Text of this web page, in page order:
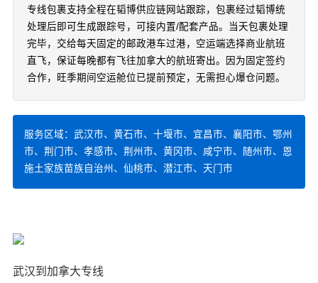
专线包裹支持全程在韬博供应链网站跟踪，包裹经过韬博统
处理后即可生成跟踪号，可接内置/配套产品。当天包裹处理
完毕，交给每天固定的邮政港车过港，空运端选择商业航班
直飞，保证每晚都有飞往加拿大的航班寄出。因为固定签约
合作，旺季期间空运舱位已提前预定，无需担心爆仓问题。
服务区域：武汉市、黄石市、十堰市、宜昌市、襄阳市、鄂州
市、荆门市、孝感市、荆州市、黄冈市、咸宁市、随州市、恩
施土家族苗族自治州、仙桃市、潜江市、天门市
武汉到加拿大专线